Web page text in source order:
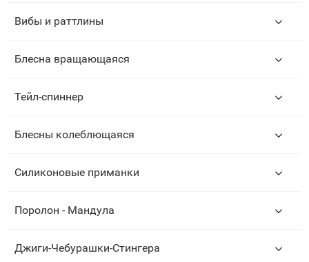
Вибы и раттлины
Блесна вращающаяся
Тейл-спиннер
Блесны колеблющаяся
Силиконовые приманки
Поролон - Мандула
Джиги-Чебурашки-Стингера